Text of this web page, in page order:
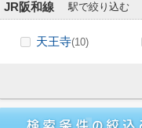
JR阪和線 駅で絞り込む
天王寺(10)